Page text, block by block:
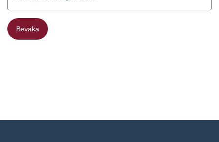
Bevaka
Bevaka